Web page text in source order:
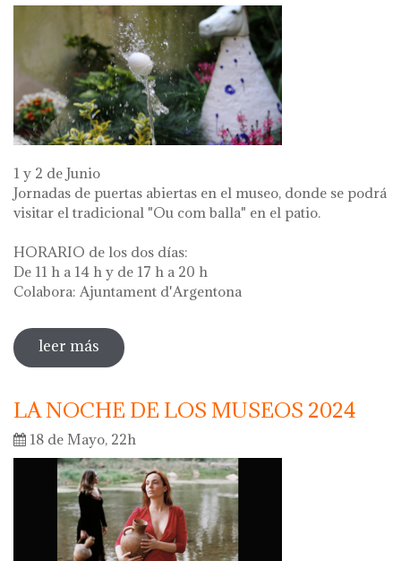
1 y 2 de Junio
Jornadas de puertas abiertas en el museo, donde se podrá
visitar el tradicional "Ou com balla" en el patio.
HORARIO de los dos días:
De 11 h a 14 h y de 17 h a 20 h
Colabora: Ajuntament d'Argentona
leer más sobre diada de la flor - l'ou com balla a la
font
LA NOCHE DE LOS MUSEOS 2024
18 de Mayo, 22h